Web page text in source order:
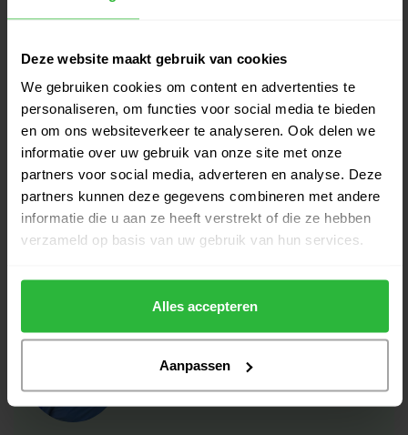
Deze website maakt gebruik van cookies
We gebruiken cookies om content en advertenties te
personaliseren, om functies voor social media te bieden
en om ons websiteverkeer te analyseren. Ook delen we
informatie over uw gebruik van onze site met onze
partners voor social media, adverteren en analyse. Deze
partners kunnen deze gegevens combineren met andere
informatie die u aan ze heeft verstrekt of die ze hebben
verzameld op basis van uw gebruik van hun services.
Alles accepteren
Aanpassen
Fastfold Polaris Cart bag Rain
Dry Zwart
Op voorraad
€229,95
Fastfold Elegance Diamond Cart
Bag Ultra Dry Zwart
Op voorraad
€349,95
€289,00
Fastfold Orion Stand Bag Navy
wit
€169,95
Heeft u vragen over het product?